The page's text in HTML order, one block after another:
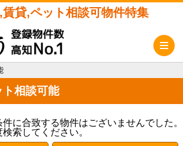
貸,ペット相談可物件特集
相談可能
に合致する物件はございませんでした。
索してください。